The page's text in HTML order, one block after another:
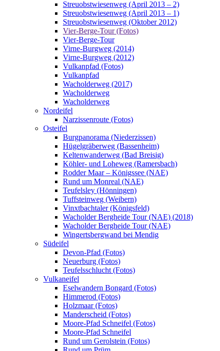
Streuobstwiesenweg (April 2013 – 2)
Streuobstwiesenweg (April 2013 – 1)
Streuobstwiesenweg (Oktober 2012)
Vier-Berge-Tour (Fotos)
Vier-Berge-Tour
Virne-Burgweg (2014)
Virne-Burgweg (2012)
Vulkanpfad (Fotos)
Vulkanpfad
Wacholderweg (2017)
Wacholderweg
Wacholderweg
Nordeifel
Narzissenroute (Fotos)
Osteifel
Burgpanorama (Niederzissen)
Hügelgräberweg (Bassenheim)
Keltenwanderweg (Bad Breisig)
Köhler- und Loheweg (Ramersbach)
Rodder Maar – Königssee (NAE)
Rund um Monreal (NAE)
Teufelsley (Hönningen)
Tuffsteinweg (Weibern)
Vinxtbachtaler (Königsfeld)
Wacholder Bergheide Tour (NAE) (2018)
Wacholder Bergheide Tour (NAE)
Wingertsbergwand bei Mendig
Südeifel
Devon-Pfad (Fotos)
Neuerburg (Fotos)
Teufelsschlucht (Fotos)
Vulkaneifel
Eselwandern Bongard (Fotos)
Himmerod (Fotos)
Holzmaar (Fotos)
Manderscheid (Fotos)
Moore-Pfad Schneifel (Fotos)
Moore-Pfad Schneifel
Rund um Gerolstein (Fotos)